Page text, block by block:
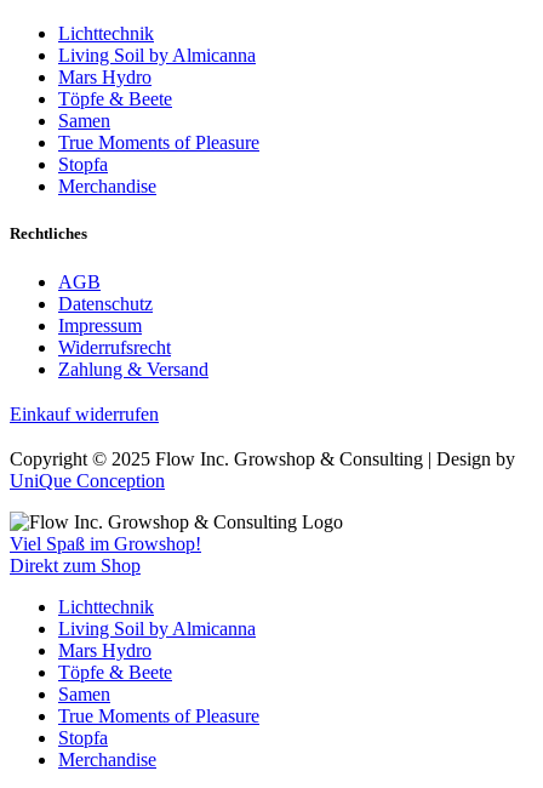
Lichttechnik
Living Soil by Almicanna
Mars Hydro
Töpfe & Beete
Samen
True Moments of Pleasure
Stopfa
Merchandise
Rechtliches
AGB
Datenschutz
Impressum
Widerrufsrecht
Zahlung & Versand
Einkauf widerrufen
Copyright © 2025 Flow Inc. Growshop & Consulting | Design by
UniQue Conception
Viel Spaß im Growshop!
Direkt zum Shop
Lichttechnik
Living Soil by Almicanna
Mars Hydro
Töpfe & Beete
Samen
True Moments of Pleasure
Stopfa
Merchandise